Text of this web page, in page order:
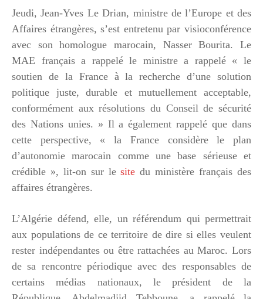
Jeudi, Jean-Yves Le Drian, ministre de l’Europe et des
Affaires étrangères, s’est entretenu par visioconférence
avec son homologue marocain, Nasser Bourita. Le
MAE français a rappelé le ministre a rappelé « le
soutien de la France à la recherche d’une solution
politique juste, durable et mutuellement acceptable,
conformément aux résolutions du Conseil de sécurité
des Nations unies. » Il a également rappelé que dans
cette perspective, « la France considère le plan
d’autonomie marocain comme une base sérieuse et
crédible », lit-on sur lesite du ministère français des
affaires étrangères.
L’Algérie défend, elle, un référendum qui permettrait
aux populations de ce territoire de dire si elles veulent
rester indépendantes ou être rattachées au Maroc. Lors
de sa rencontre périodique avec des responsables de
certains médias nationaux, le président de la